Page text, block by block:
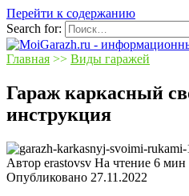
Перейти к содержанию
Search for:
Главная >> Виды гаражей
Гараж каркасный
инструкция
Автор erastovsv На чтение 6 мин
Опубликовано 27.11.2022